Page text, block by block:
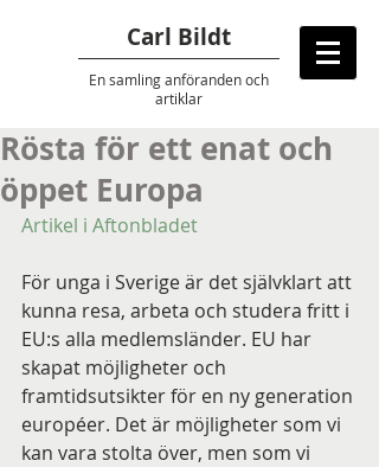
Carl Bildt
En samling anförandenoch
artiklar
Rösta för ett enat och
öppet Europa
Artikel i Aftonbladet
För unga i Sverige är det självklart att
kunna resa, arbeta och studera fritt i
EU:s alla medlemsländer. EU har
skapat möjligheter och
framtidsutsikter för en ny generation
européer. Det är möjligheter som vi
kan vara stolta över, men som vi